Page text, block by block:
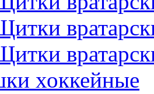
хоккейные